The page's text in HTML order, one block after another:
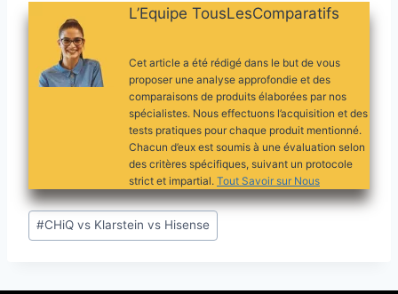
L’Equipe TousLesComparatifs
Cet article a été rédigé dans le but de vous
proposer une analyse approfondie et des
comparaisons de produits élaborées par nos
spécialistes. Nous effectuons l’acquisition et des
tests pratiques pour chaque produit mentionné.
Chacun d’eux est soumis à une évaluation selon
des critères spécifiques, suivant un protocole
strict et impartial. Tout Savoir sur Nous
Étiquettes
de
publication :
#CHiQ vs Klarstein vs Hisense